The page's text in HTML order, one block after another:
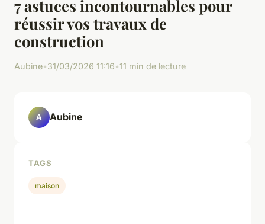
7 astuces incontournables pour
réussir vos travaux de
construction
Aubine•31/03/2026 11:16•11 min de lecture
A Aubine
TAGS
maison